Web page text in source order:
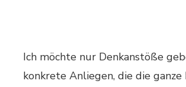
Ich möchte nur Denkanstöße
konkrete Anliegen, die die ganze